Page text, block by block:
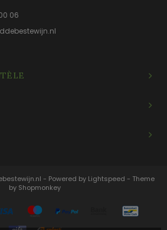
06
- Powered by Lightspeed - Theme
by Shopmonkey